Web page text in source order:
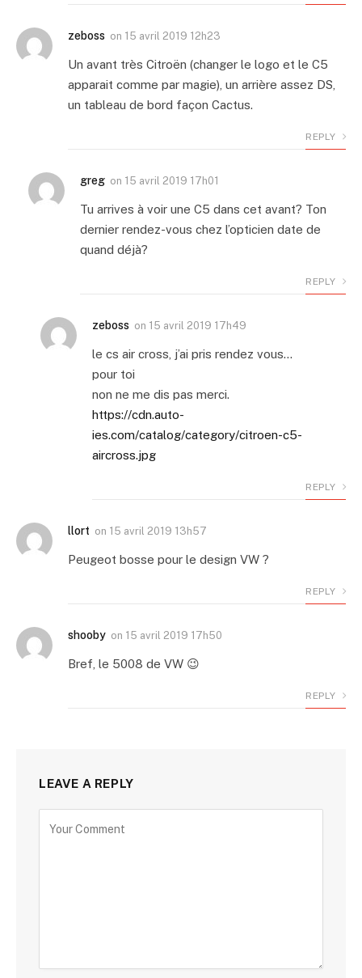
zeboss on 15 avril 2019 12h23
Un avant très Citroën (changer le logo et le C5
apparait comme par magie), un arrière assez DS,
un tableau de bord façon Cactus.
REPLY
greg on 15 avril 2019 17h01
Tu arrives à voir une C5 dans cet avant? Ton
dernier rendez-vous chez l’opticien date de
quand déjà?
REPLY
zeboss on 15 avril 2019 17h49
le cs air cross, j’ai pris rendez vous…
pour toi
non ne me dis pas merci.
https://cdn.auto-
ies.com/catalog/category/citroen-c5-
aircross.jpg
REPLY
llort on 15 avril 2019 13h57
Peugeot bosse pour le design VW ?
REPLY
shooby on 15 avril 2019 17h50
Bref, le 5008 de VW 😉
REPLY
LEAVE A REPLY